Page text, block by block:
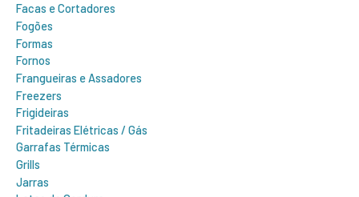
Facas e Cortadores
Fogões
Formas
Fornos
Frangueiras e Assadores
Freezers
Frigideiras
Fritadeiras Elétricas / Gás
Garrafas Térmicas
Grills
Jarras